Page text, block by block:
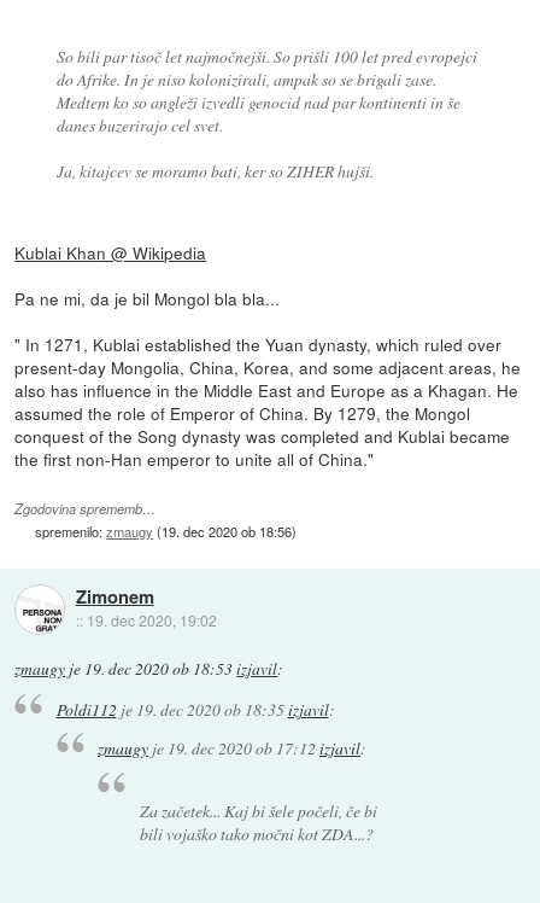
So bili par tisoč let najmočnejši. So prišli 100 let pred evropejci
do Afrike. In je niso kolonizirali, ampak so se brigali zase.
Medtem ko so angleži izvedli genocid nad par kontinenti in še
danes buzerirajo cel svet.
Ja, kitajcev se moramo bati, ker so ZIHER hujši.
Kublai Khan @ Wikipedia
Pa ne mi, da je bil Mongol bla bla...
" In 1271, Kublai established the Yuan dynasty, which ruled over
present-day Mongolia, China, Korea, and some adjacent areas, he
also has influence in the Middle East and Europe as a Khagan. He
assumed the role of Emperor of China. By 1279, the Mongol
conquest of the Song dynasty was completed and Kublai became
the first non-Han emperor to unite all of China."
Zgodovina sprememb…
spremenilo:zmaugy (19. dec 2020 ob 18:56)
Zimonem
:: 19. dec 2020, 19:02
zmaugy je 19. dec 2020 ob 18:53izjavil:
Poldi112je 19. dec 2020 ob 18:35izjavil:
zmaugy je 19. dec 2020 ob 17:12izjavil:
Za začetek... Kaj bi šele počeli, če bi
bili vojaško tako močni kot ZDA...?